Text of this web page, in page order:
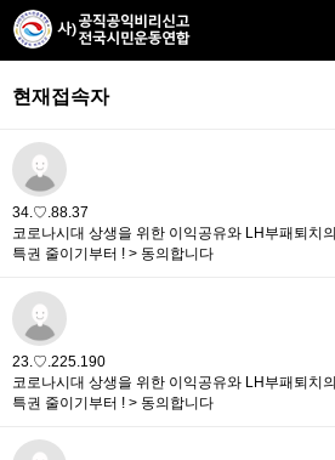
현재접속자
34.♡.88.37
코로나시대 상생을 위한 이익공유와 LH부패퇴치
특권 줄이기부터 ! > 동의합니다
23.♡.225.190
코로나시대 상생을 위한 이익공유와 LH부패퇴치
특권 줄이기부터 ! > 동의합니다